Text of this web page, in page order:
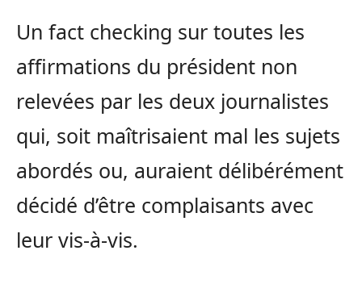
Un fact checking sur toutes les
affirmations du président non
relevées par les deux journalistes
qui, soit maîtrisaient mal les sujets
abordés ou, auraient délibérément
décidé d’être complaisants avec
leur vis-à-vis.